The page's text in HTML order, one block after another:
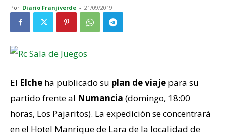
Por Diario Franjiverde - 21/09/2019
El Elche ha publicado su plan de viaje para su
partido frente al Numancia (domingo, 18:00
horas, Los Pajaritos). La expedición se concentrará
en el Hotel Manrique de Lara de la localidad de